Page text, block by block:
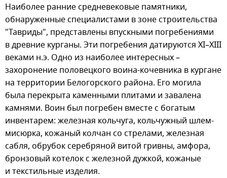
Наиболее ранние средневековые памятники,
обнаруженные специалистами в зоне строительства
"Тавриды", представлены впускными погребениями
в древние курганы. Эти погребения датируются XI–XIII
веками н.э. Одно из наиболее интересных –
захоронение половецкого воина-кочевника в кургане
на территории Белогорского района. Его могила
была перекрыта каменными плитами и завалена
камнями. Воин был погребен вместе с богатым
инвентарем: железная кольчуга, кольчужный шлем-
мисюрка, кожаный колчан со стрелами, железная
сабля, обрубок серебряной витой гривны, амфора,
бронзовый котелок с железной дужкой, кожаные
и текстильные изделия.